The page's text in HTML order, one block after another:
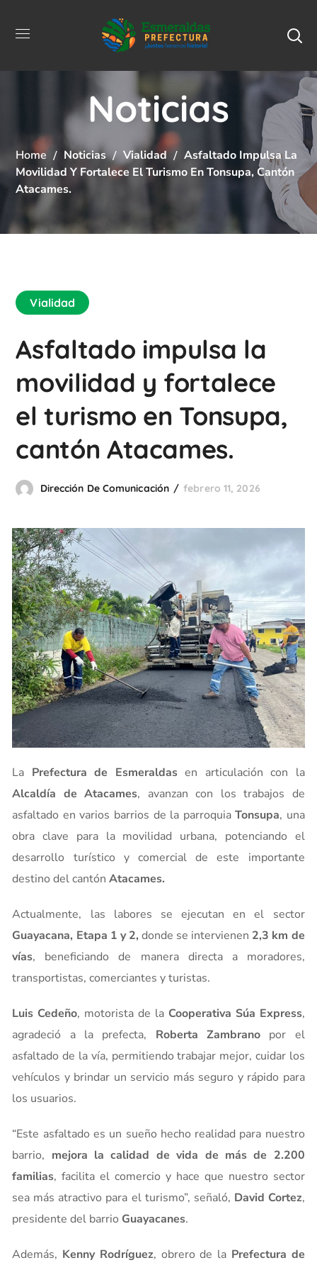
Noticias
Home Noticias Vialidad
Asfaltado Impulsa La
Movilidad Y Fortalece El Turismo En Tonsupa, Cantón
Atacames.
Vialidad
Asfaltado impulsa la
movilidad y fortalece
el turismo en Tonsupa,
cantón Atacames.
Dirección De Comunicación febrero 11, 2026
La Prefectura de Esmeraldasen articulación con la
Alcaldía de Atacames, avanzan con los trabajos de
asfaltado en varios barrios de la parroquiaTonsupa, una
obra clave para la movilidad urbana, potenciando el
desarrollo turístico y comercial de este importante
destino del cantónAtacames.
Actualmente, las labores se ejecutan en el sector
Guayacana, Etapa 1 y 2, donde se intervienen 2,3 km de
vías, beneficiando de manera directa a moradores,
transportistas, comerciantes y turistas.
Luis Cedeño, motorista de la Cooperativa Súa Express,
agradeció a la prefecta, Roberta Zambranopor el
asfaltado de la vía, permitiendo trabajar mejor, cuidar los
vehículos y brindar un servicio más seguro y rápido para
los usuarios.
“Este asfaltado es un sueño hecho realidad para nuestro
barrio, mejora la calidad de vida de más de 2.200
familias, facilita el comercio y hace que nuestro sector
sea más atractivo para el turismo”, señaló, David Cortez,
presidente del barrio Guayacanes.
Además, Kenny Rodríguez, obrero de la Prefectura de